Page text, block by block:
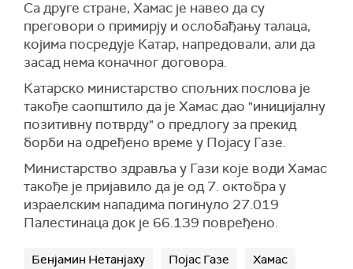
милион људи.
(Guardian)
Са друге стране, Хамас је навео да су
преговори о примирју и ослобађању талаца,
којима посредује Катар, напредовали, али да
засад нема коначног договора.
Катарско министарство спољних послова је
такође саопштило да је Хамас дао "иницијалну
позитивну потврду" о предлогу за прекид
борби на одређено време у Појасу Газе.
Министарство здравља у Гази које води Хамас
такође је пријавило да је од 7. октобра у
израелским нападима погинуло 27.019
Палестинаца док је 66.139 повређено.
Бенјамин Нетанјаху Појас Газе Хамас